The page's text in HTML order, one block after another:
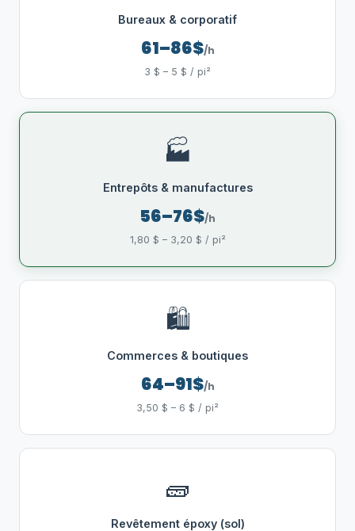
Bureaux & corporatif
61–86$/h
3 $ – 5 $ / pi²
🏭
Entrepôts & manufactures
56–76$/h
1,80 $ – 3,20 $ / pi²
🛍️
Commerces & boutiques
64–91$/h
3,50 $ – 6 $ / pi²
🧱
Revêtement époxy (sol)